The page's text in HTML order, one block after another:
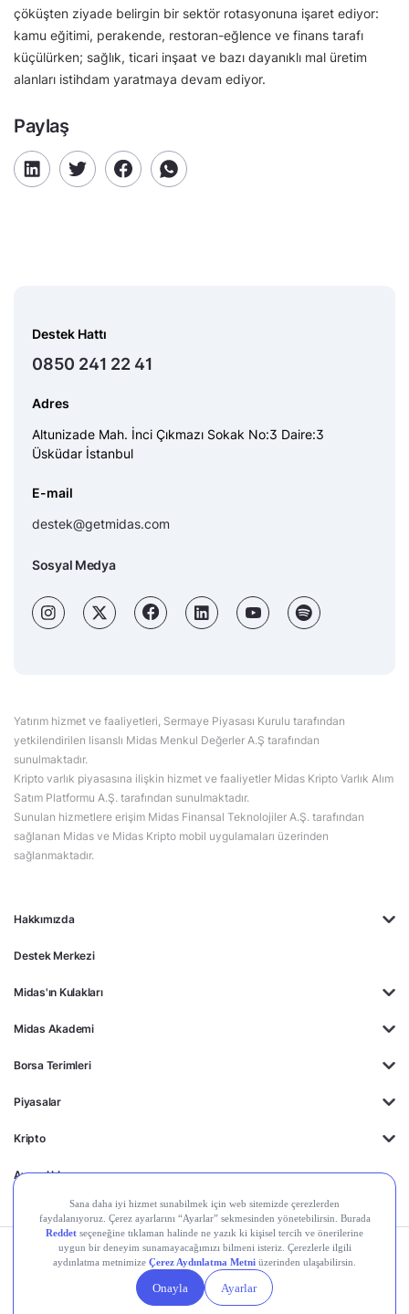
çöküşten ziyade belirgin bir sektör rotasyonuna işaret ediyor:
kamu eğitimi, perakende, restoran-eğlence ve finans tarafı
küçülürken; sağlık, ticari inşaat ve bazı dayanıklı mal üretim
alanları istihdam yaratmaya devam ediyor.
Paylaş
Hakkımızda
Destek Merkezi
Midas'ın Kulakları
Midas Akademi
Borsa Terimleri
Piyasalar
Kripto
Ayrıcalıklar
Destek Hattı
0850 241 22 41
Adres
Altunizade Mah. İnci Çıkmazı Sokak No:3 Daire:3
Üsküdar İstanbul
E-mail
destek@getmidas.com
Sosyal Medya
Yatırım hizmet ve faaliyetleri, Sermaye Piyasası Kurulu tarafından
yetkilendirilen lisanslı Midas Menkul Değerler A.Ş tarafından
sunulmaktadır.
Kripto varlık piyasasına ilişkin hizmet ve faaliyetler Midas Kripto Varlık Alım
Satım Platformu A.Ş. tarafından sunulmaktadır.
Sunulan hizmetlere erişim Midas Finansal Teknolojiler A.Ş. tarafından
sağlanan Midas ve Midas Kripto mobil uygulamaları üzerinden
sağlanmaktadır.
Kişisel Verilerin
Gizlilik
Politikası
Yasal
Duyurular
Çerez